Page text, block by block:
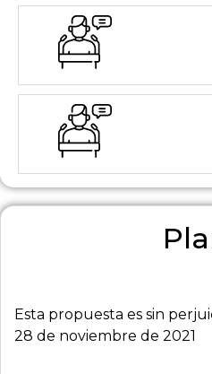
Esta propuesta es sin
28 de noviembre de 2021